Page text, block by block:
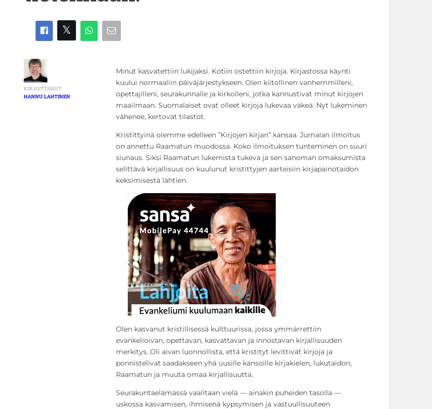
KIRJOITTANUT
HANNU LAHTINEN
Minut kasvatettiin lukijaksi. Kotiin ostettiin kirjoja. Kirjastossa käynti
kuului normaaliin päiväjärjestykseen. Olen kiitollinen vanhemmilleni,
opettajilleni, seurakunnalle ja kirkolleni, jotka kannustivat minut kirjojen
maailmaan. Suomalaiset ovat olleet kirjoja lukevaa väkeä. Nyt lukeminen
vähenee, kertovat tilastot.
Kristittyinä olemme edelleen ”Kirjojen kirjan” kansaa. Jumalan ilmoitus
on annettu Raamatun muodossa. Koko ilmoituksen tunteminen on suuri
siunaus. Siksi Raamatun lukemista tukeva ja sen sanoman omaksumista
selittävä kirjallisuus on kuulunut kristittyjen aarteisiin kirjapainotaidon
keksimisestä lähtien.
Olen kasvanut kristillisessä kulttuurissa, jossa ymmärrettiin
evankelioivan, opettavan, kasvattavan ja innostavan kirjallisuuden
merkitys. Oli aivan luonnollista, että kristityt levittivät kirjoja ja
ponnistelivat saadakseen yhä uusille kansoille kirjakielen, lukutaidon,
Raamatun ja muuta omaa kirjallisuutta.
Seurakuntaelämässä vaalitaan vielä — ainakin puheiden tasolla —
uskossa kasvamisen, ihmisenä kypsymisen ja vastuullisuuteen